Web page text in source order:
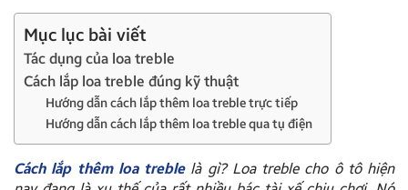
Mục lục bài viết
Tác dụng của loa treble
Cách lắp loa treble đúng kỹ thuật
Hướng dẫn cách lắp thêm loa treble trực tiếp
Hướng dẫn cách lắp thêm loa treble qua tụ điện
Cách lắp thêm loa treble là gì? Loa treble cho ô tô hiện